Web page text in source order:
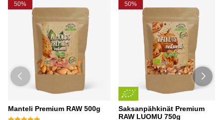
50%
Manteli Premium RAW 500g
50%
Saksanpähkinät Premium
RAW LUOMU 750g